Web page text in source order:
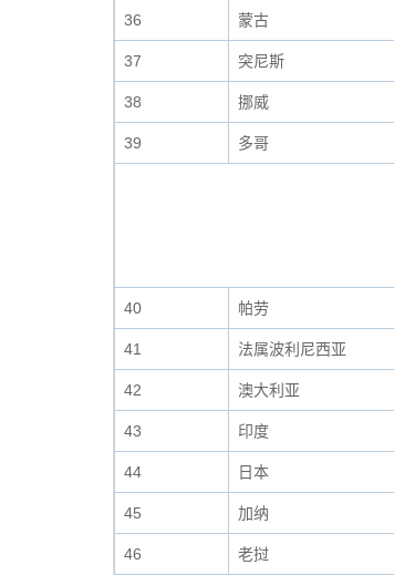
36 蒙古
37 突尼斯
38 挪威
39 多哥
40 帕劳
41 法属波利尼西亚
42 澳大利亚
43 印度
44 日本
45 加纳
46 老挝